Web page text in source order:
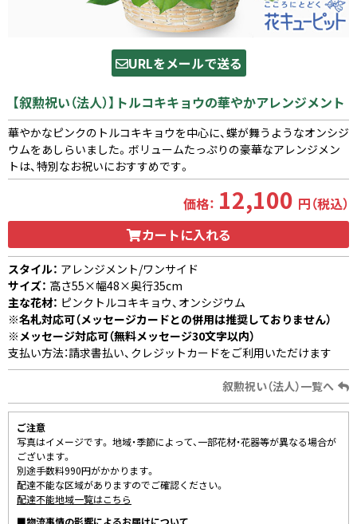
URLをメールで送る
【叙勲祝い（法人）】トルコキキョウの華やかアレンジメント
華やかなピンクのトルコキキョウを中心に、蝶が舞うようなオンシジ
ウムをあしらいました。ボリュームたっぷりの豪華なアレンジメン
トは、特別なお祝いにおすすめです。
価格： 12,100 円（税込）
カートに入れる
スタイル： アレンジメント/ワンサイド
サイズ： 高さ55×幅48×奥行35cm
主な花材： ピンクトルコキキョウ、オンシジウム
※名札対応可（メッセージカードとの併用は推奨しておりません）
※メッセージ対応可（無料メッセージ30文字以内）
支払い方法：請求書払い、クレジットカードをご利用いただけます
叙勲祝い（法人）一覧へ
ご注意
写真はイメージです。 地域・季節によって、一部花材・花器等が異なる場合が
ございます。
別途手数料990円がかかります。
配達不能な区域がありますのでご確認ください。
配達不能地域一覧はこちら